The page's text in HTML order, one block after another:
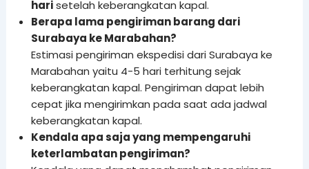
harisetelah keberangkatan kapal.
Berapa lama pengiriman barang dari
Surabaya ke Marabahan?
Estimasi pengiriman ekspedisi dari Surabaya ke
Marabahan yaitu 4-5 hari terhitung sejak
keberangkatan kapal. Pengiriman dapat lebih
cepat jika mengirimkan pada saat ada jadwal
keberangkatan kapal.
Kendala apa saja yang mempengaruhi
keterlambatan pengiriman?